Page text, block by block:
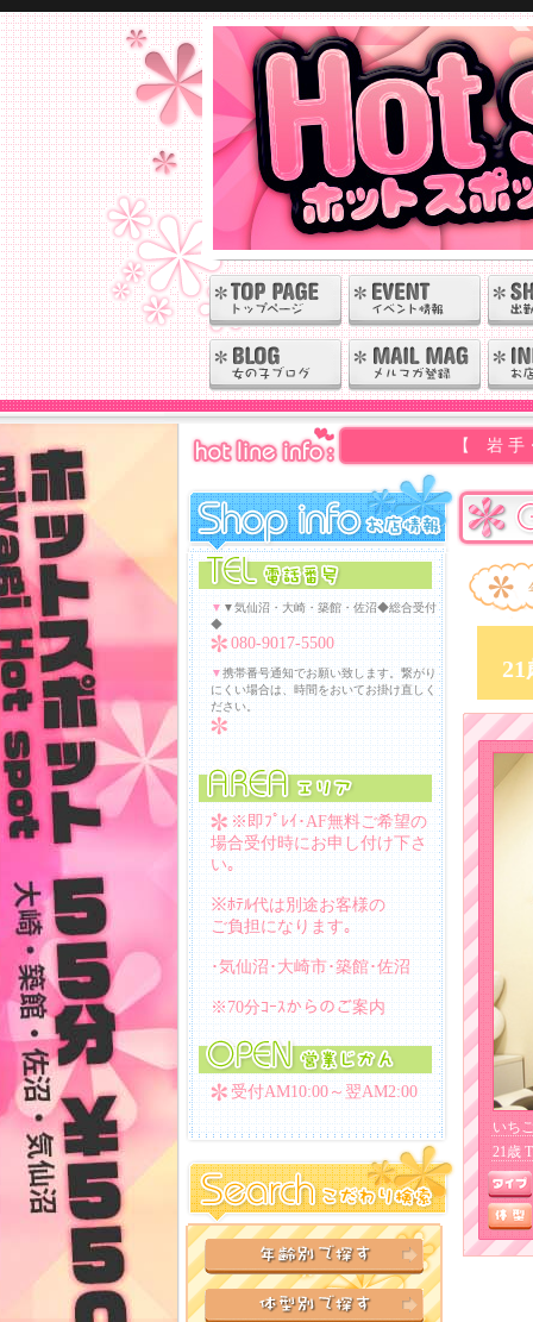
【 岩 手・秋 田 】の
▼▼気仙沼・大崎・築館・佐沼◆総合受付
◆
080-9017-5500
▼携帯番号通知でお願い致します。繋がり
にくい場合は、時間をおいてお掛け直しく
ださい。
※即ﾌﾟﾚｲ･AF無料ご希望の
場合受付時にお申し付け下さ
い｡
※ﾎﾃﾙ代は別途お客様の
ご負担になります｡
･気仙沼･大崎市･築館･佐沼
※70分ｺｰｽからのご案内
受付AM10:00～翌AM2:00
いち
21歳